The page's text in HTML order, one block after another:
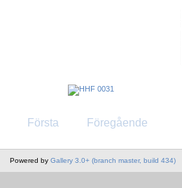
Första Föregående
Powered by Gallery 3.0+ (branch master, build 434)